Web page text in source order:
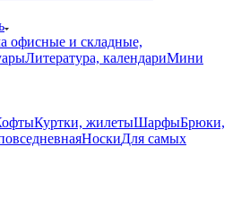
офисные и складные,
Литература, календариМини
Куртки, жилетыШарфыБрюки,
НоскиДля самых